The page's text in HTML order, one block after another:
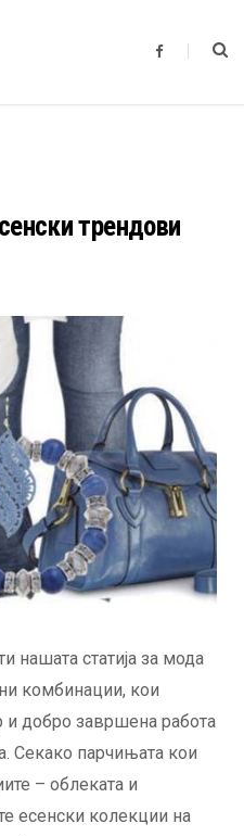
F
b
трендови
нашата статија за мода
комбинации, кои
и добро завршена работа
Секако парчињата кои
– облеката и
есенски колекции на